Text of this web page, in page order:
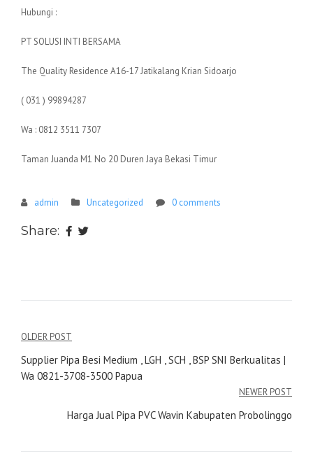
Hubungi :
PT SOLUSI INTI BERSAMA
The Quality Residence A16-17 Jatikalang Krian Sidoarjo
( 031 ) 99894287
Wa : 0812 3511 7307
Taman Juanda M1 No 20 Duren Jaya Bekasi Timur
admin Uncategorized 0 comments
Share:
Navigasi
pos
OLDER POST
Supplier Pipa Besi Medium , LGH , SCH , BSP SNI Berkualitas |
Wa 0821-3708-3500 Papua
NEWER POST
Harga Jual Pipa PVC Wavin Kabupaten Probolinggo